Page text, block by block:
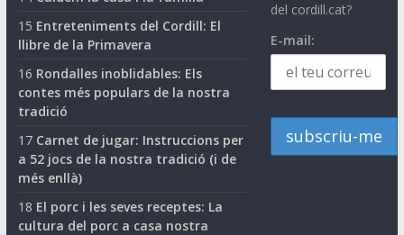
15 Entreteniments del Cordill: El
llibre de la Primavera
16 Rondalles inoblidables: Els
contes més populars de la nostra
tradició
17 Carnet de jugar: Instruccions per
a 52 jocs de la nostra tradició (i de
més enllà)
18 El porc i les seves receptes: La
cultura del porc a casa nostra
del cordill.cat?
E-mail: